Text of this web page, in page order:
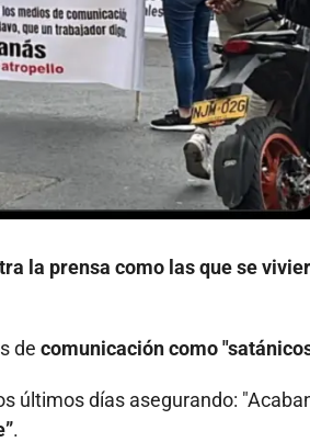
la prensa como las que se
de comunicación como
últimos días asegurando:
.